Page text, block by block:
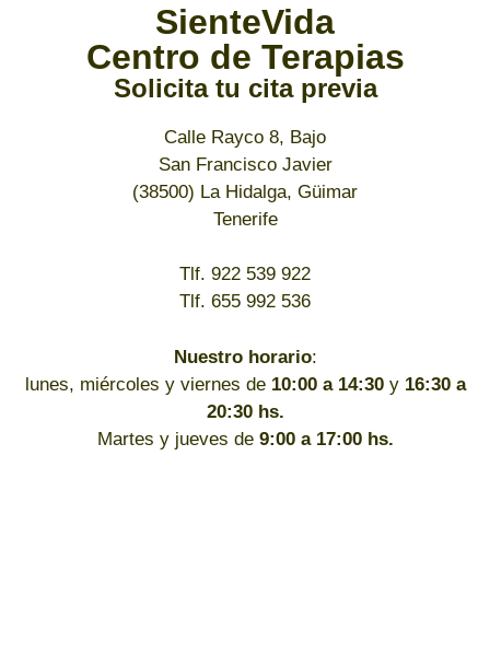
SienteVida
Centro de Terapias
Solicita tu cita previa
Calle Rayco 8, Bajo
San Francisco Javier
(38500) La Hidalga, Güimar
Tenerife
Tlf. 922 539 922
Tlf. 655 992 536
Nuestro horario:
lunes, miércoles y viernes de 10:00 a 14:30y 16:30 a
20:30 hs.
Martes y jueves de 9:00 a 17:00 hs.